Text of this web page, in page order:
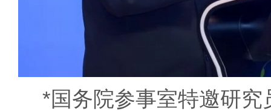
*国务院参事室特邀研究